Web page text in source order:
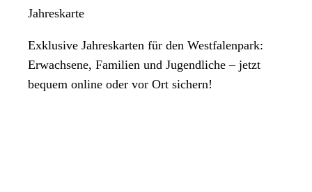
Jahreskarte
Exklusive Jahreskarten für den Westfalenpark:
Erwachsene, Familien und Jugendliche – jetzt
bequem online oder vor Ort sichern!